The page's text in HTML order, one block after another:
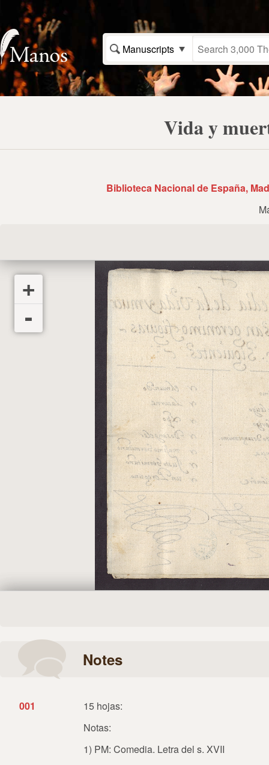
Manuscripts
Vida y
Biblioteca Nacional de España,
Notes
001
15 hojas:
Notas:
1) PM: Comedia. Letra del s. XVII